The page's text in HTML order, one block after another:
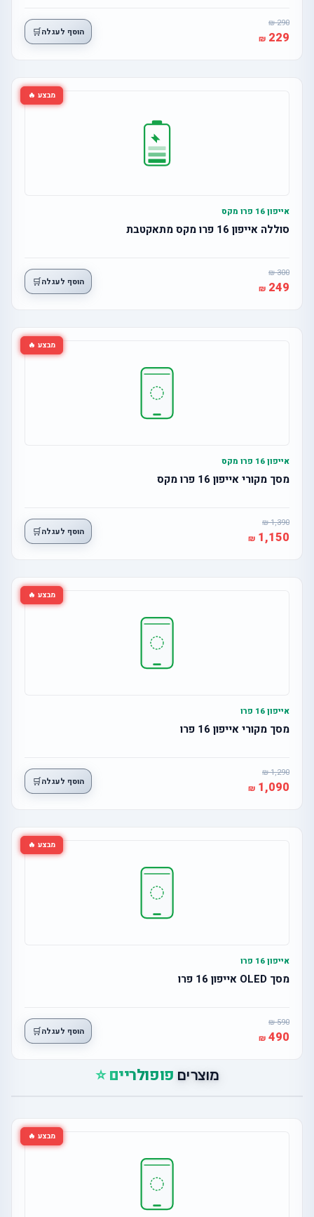
290
229 הוסף לעגלה🛒
מבצע 🔥
אייפון 16 פרו מקס
סוללה אייפון 16 פרו מקס מתאקטבת
300
249 הוסף לעגלה🛒
מבצע 🔥
אייפון 16 פרו מקס
מסך מקורי אייפון 16 פרו מקס
1,390
1,150 הוסף לעגלה🛒
מבצע 🔥
אייפון 16 פרו
מסך מקורי אייפון 16 פרו
1,290
1,090 הוסף לעגלה🛒
מבצע 🔥
אייפון 16 פרו
מסך OLED אייפון 16 פרו
590
490 הוסף לעגלה🛒
מוצרים פופולריים ⭐
מבצע 🔥